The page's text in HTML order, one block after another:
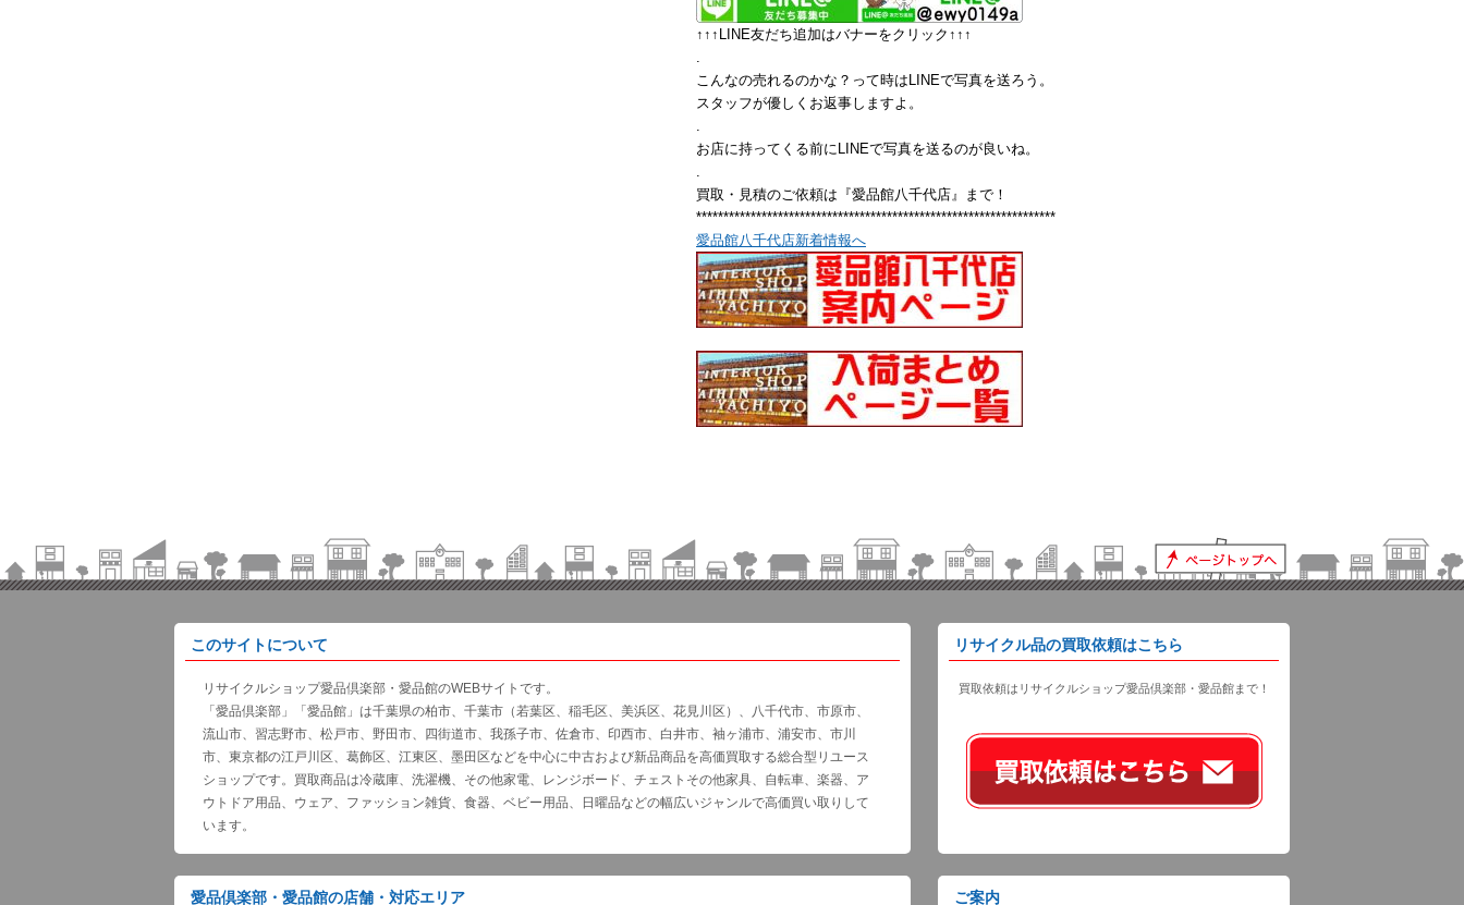
↑↑↑LINE友だち追加はバナーをクリック↑↑↑
.
こんなの売れるのかな？って時はLINEで写真を送ろう。
スタッフが優しくお返事しますよ。
.
お店に持ってくる前にLINEで写真を送るのが良いね。
.
買取・見積のご依頼は『愛品館八千代店』まで！
******************************************************************
愛品館八千代店新着情報へ
このサイトについて
リサイクルショップ愛品倶楽部・愛品館のWEBサイトです。
「愛品倶楽部」「愛品館」は千葉県の柏市、千葉市（若葉区、稲毛区、美浜区、花見川区）、八千代市、市原市、
流山市、習志野市、松戸市、野田市、四街道市、我孫子市、佐倉市、印西市、白井市、袖ヶ浦市、浦安市、市川
市、東京都の江戸川区、葛飾区、江東区、墨田区などを中心に中古および新品商品を高価買取する総合型リユース
ショップです。買取商品は冷蔵庫、洗濯機、その他家電、レンジボード、チェストその他家具、自転車、楽器、ア
ウトドア用品、ウェア、ファッション雑貨、食器、ベビー用品、日曜品などの幅広いジャンルで高価買い取りして
います。
リサイクル品の買取依頼はこちら
買取依頼はリサイクルショップ愛品倶楽部・愛品館まで！
愛品倶楽部・愛品館の店舗・対応エリア ご案内